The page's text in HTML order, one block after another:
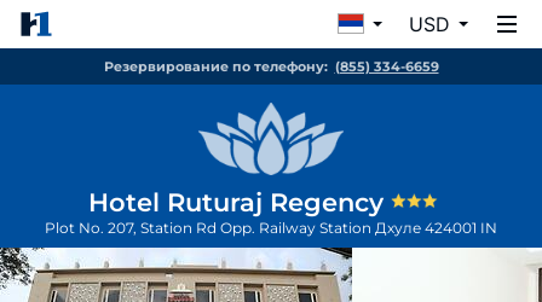
USD
Резервирование по телефону: (855) 334-6659
Hotel Ruturaj Regency
Plot No. 207, Station Rd Opp. Railway Station Дхуле 424001 IN